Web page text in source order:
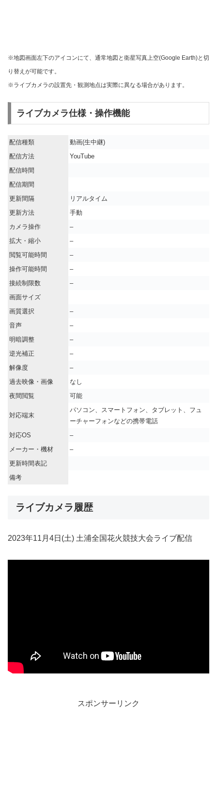
※地図画面左下のアイコンにて、通常地図と衛星写真上空(Google Earth)と切
り替えが可能です。
※ライブカメラの設置先・観測地点は実際に異なる場合があります。
ライブカメラ仕様・操作機能
配信種類
動画(生中継)
配信方法
YouTube
配信時間
配信期間
更新間隔
リアルタイム
更新方法
手動
カメラ操作
–
拡大・縮小
–
閲覧可能時間
–
操作可能時間
–
接続制限数
–
画面サイズ
画質選択
–
音声
–
明暗調整
–
逆光補正
–
解像度
–
過去映像・画像
なし
夜間閲覧
可能
対応端末
パソコン、スマートフォン、タブレット、フュ
ーチャーフォンなどの携帯電話
対応OS
–
メーカー・機材
–
更新時間表記
備考
ライブカメラ履歴
2023年11月4日(土) 土浦全国花火競技大会ライブ配信
スポンサーリンク